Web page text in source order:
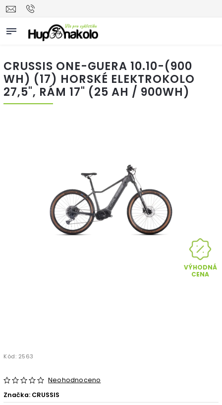
CRUSSIS ONE-GUERA 10.10-(900
WH) (17) HORSKÉ ELEKTROKOLO
27,5", RÁM 17" (25 AH / 900WH)
VÝHODNÁ
CENA
Kód: 2563
Neohodnoceno
Značka: CRUSSIS